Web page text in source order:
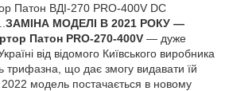
Патон ВДІ-270 РRO-400V DC
ЗАМІНА МОДЕЛІ В 2021 РОКУ —
Патон PRO-270-400V — дуже
від відомого Київського виробника
що дає змогу видавати їй
модель постачається в новому